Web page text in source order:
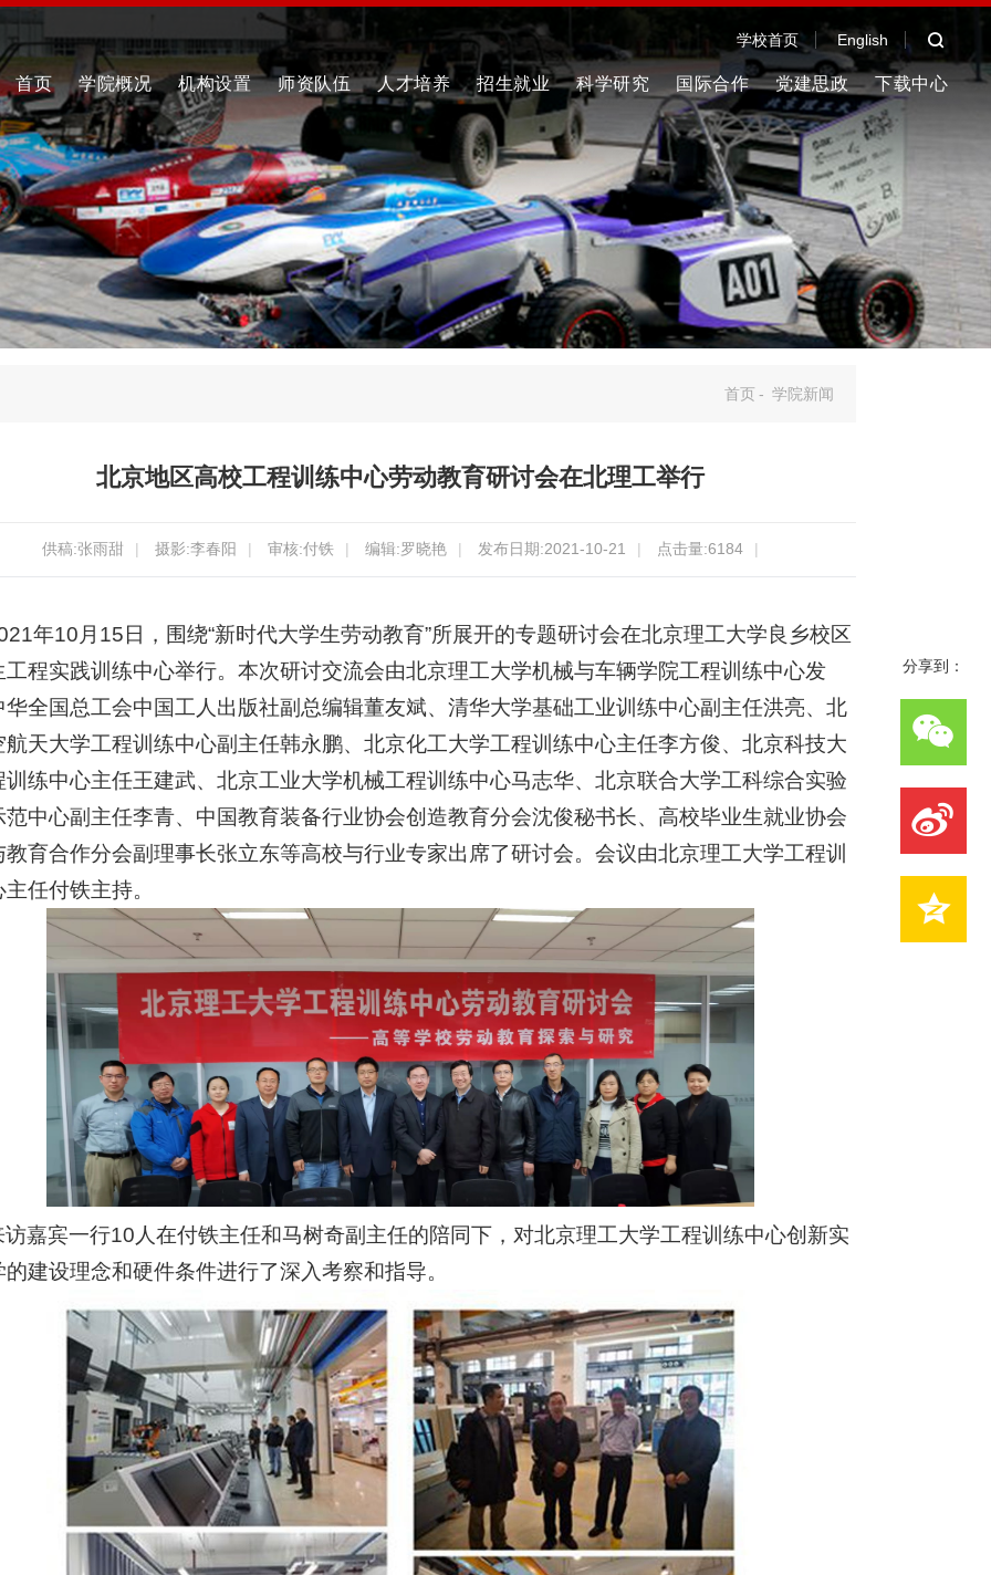
学校首页 English
首页 学院概况 机构设置 师资队伍 人才培养 招生就业 科学研究 国际合作 党建思政 下载中心
首页- 学院新闻
北京地区高校工程训练中心劳动教育研讨会在北理工举行
供稿:张雨甜 | 摄影:李春阳 | 审核:付铁 | 编辑:罗晓艳 | 发布日期:2021-10-21 | 点击量:6184 |
年10月15日，围绕“新时代大学生劳动教育”所展开的专题研讨会在北京理工大学良乡校区
工程实践训练中心举行。本次研讨交流会由北京理工大学机械与车辆学院工程训练中心发
华全国总工会中国工人出版社副总编辑董友斌、清华大学基础工业训练中心副主任洪亮、北
航天大学工程训练中心副主任韩永鹏、北京化工大学工程训练中心主任李方俊、北京科技大
训练中心主任王建武、北京工业大学机械工程训练中心马志华、北京联合大学工科综合实验
范中心副主任李青、中国教育装备行业协会创造教育分会沈俊秘书长、高校毕业生就业协会
教育合作分会副理事长张立东等高校与行业专家出席了研讨会。会议由北京理工大学工程训
任付铁主持。
访嘉宾一行10人在付铁主任和马树奇副主任的陪同下，对北京理工大学工程训练中心创新实
的建设理念和硬件条件进行了深入考察和指导。
分享到：